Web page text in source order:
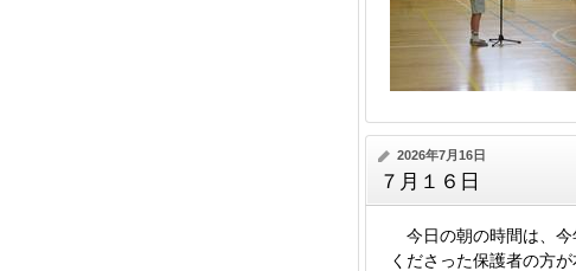
2026年7月16日
７月１６日
今日の朝の時間は、今
くださった保護者の方